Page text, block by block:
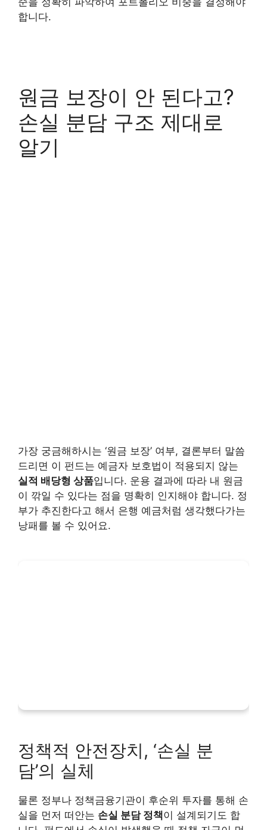
합니다.
원금 보장이 안 된다고?
손실 분담 구조 제대로
알기
가장 궁금해하시는 ‘원금 보장’ 여부, 결론부터 말씀
드리면 이 펀드는 예금자 보호법이 적용되지 않는
실적 배당형 상품입니다. 운용 결과에 따라 내 원금
이 깎일 수 있다는 점을 명확히 인지해야 합니다. 정
부가 추진한다고 해서 은행 예금처럼 생각했다가는
낭패를 볼 수 있어요.
정책적 안전장치, ‘손실 분
담’의 실체
물론 정부나 정책금융기관이 후순위 투자를 통해 손
실을 먼저 떠안는 손실 분담 정책이 설계되기도 합